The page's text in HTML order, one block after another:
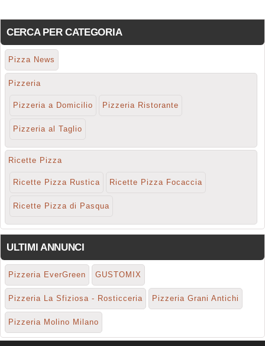
CERCA PER CATEGORIA
Pizza News
Pizzeria
Pizzeria a Domicilio Pizzeria Ristorante
Pizzeria al Taglio
Ricette Pizza
Ricette Pizza Rustica Ricette Pizza Focaccia
Ricette Pizza di Pasqua
ULTIMI ANNUNCI
Pizzeria EverGreen GUSTOMIX
Pizzeria La Sfiziosa - Rosticceria Pizzeria Grani Antichi
Pizzeria Molino Milano